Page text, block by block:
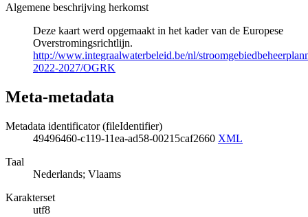
Algemene beschrijving herkomst
Deze kaart werd opgemaakt in het kader van de Europese
Overstromingsrichtlijn.
http://www.integraalwaterbeleid.be/nl/
2022-2027/OGRK
Meta-metadata
Metadata identificator (fileIdentifier)
49496460-c119-11ea-ad58-00215caf2660 XML
Taal
Nederlands; Vlaams
Karakterset
utf8